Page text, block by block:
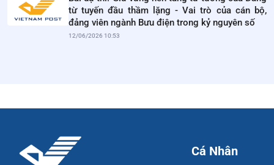
từ tuyến đầu thầm lặng - Vai trò của cán bộ,
đảng viên ngành Bưu điện trong kỷ nguyên số
12/06/2026 10:53
Cá Nhân